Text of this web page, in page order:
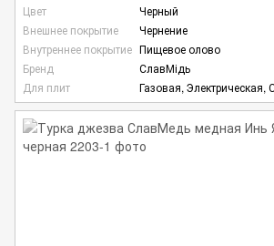
Цвет
Черный
Внешнее покрытие
Чернение
Внутреннее покрытие Пищевое олово
Бренд
СлавМідь
Для плит
Газовая, Электрическая,